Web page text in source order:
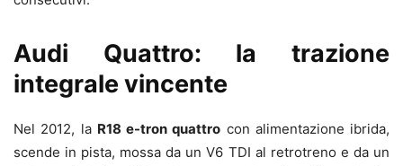
Audi Quattro: la trazione
integrale vincente
Nel 2012, la R18 e-tron quattro con alimentazione ibrida,
scende in pista, mossa da un V6 TDI al retrotreno e da un